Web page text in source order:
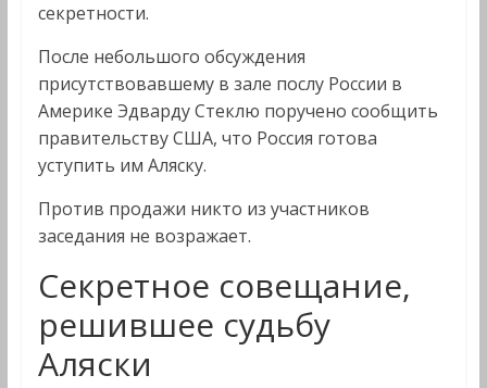
секретности.
После небольшого обсуждения
присутствовавшему в зале послу России в
Америке Эдварду Стеклю поручено сообщить
правительству США, что Россия готова
уступить им Аляску.
Против продажи никто из участников
заседания не возражает.
Секретное совещание,
решившее судьбу
Аляски